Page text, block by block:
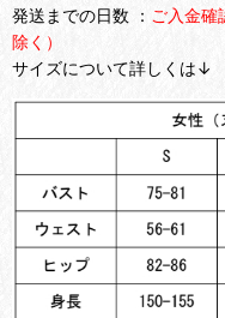
発送までの日数 ： ご入金確
除く）
サイズについて詳しくは↓